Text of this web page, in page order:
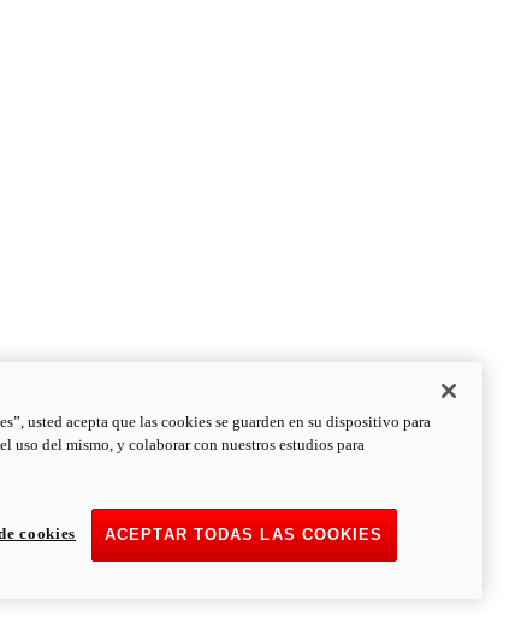
usted acepta que las cookies se guarden en su dispositivo para
uso del mismo, y colaborar con nuestros estudios para
ACEPTAR TODAS LAS COOKIES
cookies